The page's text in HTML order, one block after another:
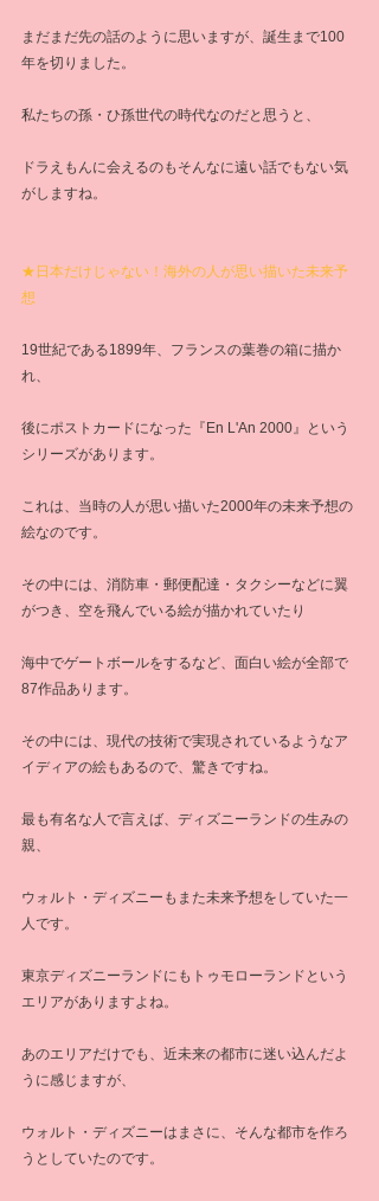
まだまだ先の話のように思いますが、誕生まで100
年を切りました。
私たちの孫・ひ孫世代の時代なのだと思うと、
ドラえもんに会えるのもそんなに遠い話でもない気
がしますね。
★日本だけじゃない！海外の人が思い描いた未来予
想
19世紀である1899年、フランスの葉巻の箱に描か
れ、
後にポストカードになった『En L'An 2000』という
シリーズがあります。
これは、当時の人が思い描いた2000年の未来予想の
絵なのです。
その中には、消防車・郵便配達・タクシーなどに翼
がつき、空を飛んでいる絵が描かれていたり
海中でゲートボールをするなど、面白い絵が全部で
87作品あります。
その中には、現代の技術で実現されているようなア
イディアの絵もあるので、驚きですね。
最も有名な人で言えば、ディズニーランドの生みの
親、
ウォルト・ディズニーもまた未来予想をしていた一
人です。
東京ディズニーランドにもトゥモローランドという
エリアがありますよね。
あのエリアだけでも、近未来の都市に迷い込んだよ
うに感じますが、
ウォルト・ディズニーはまさに、そんな都市を作ろ
うとしていたのです。